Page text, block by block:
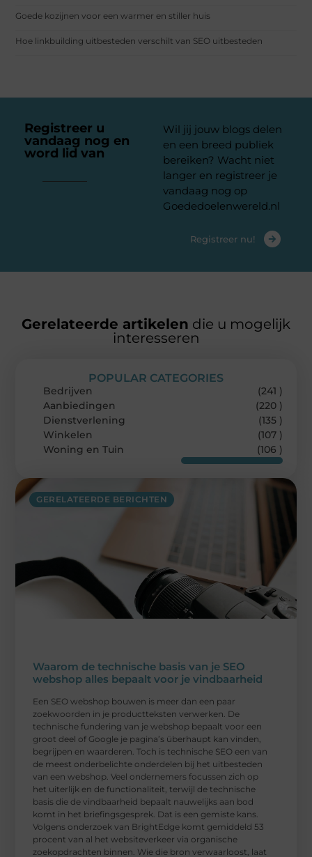
Goede kozijnen voor een warmer en stiller huis
Hoe linkbuilding uitbesteden verschilt van SEO uitbesteden
Registreer u
vandaag nog en
word lid van
Wil jij jouw blogs delen
en een breed publiek
bereiken? Wacht niet
langer en registreer je
vandaag nog op
Goededoelenwereld.nl
Registreer nu!
Gerelateerde artikelen die u mogelijk
interesseren
GERELATEERDE BERICHTEN
Waarom de technische basis van je SEO
webshop alles bepaalt voor je vindbaarheid
Een SEO webshop bouwen is meer dan een paar
zoekwoorden in je productteksten verwerken. De
technische fundering van je webshop bepaalt voor een
groot deel of Google je pagina’s überhaupt kan vinden,
begrijpen en waarderen. Toch is technische SEO een van
de meest onderbelichte onderdelen bij het uitbesteden
van een webshop. Veel ondernemers focussen zich op
het uiterlijk en de functionaliteit, terwijl de technische
basis die de vindbaarheid bepaalt nauwelijks aan bod
komt in het briefingsgesprek. Dat is een gemiste kans.
Volgens onderzoek van BrightEdge komt gemiddeld 53
procent van al het websiteverkeer via organische
zoekopdrachten binnen. Wie die bron verwaarloost, laat
POPULAR CATEGORIES
Bedrijven
(241 )
Aanbiedingen
(220 )
Dienstverlening
(135 )
Winkelen
(107 )
Woning en Tuin
(106 )